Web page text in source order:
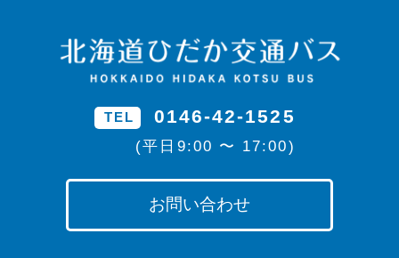
TEL 0146-42-1525
(平日9:00 〜 17:00)
お問い合わせ